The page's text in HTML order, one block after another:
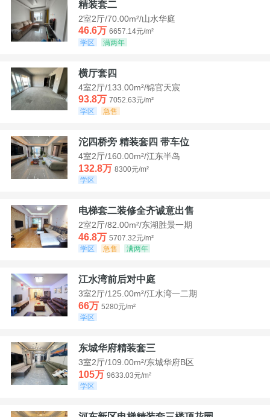
精装套二
2室2厅/70.00m²/山水华庭
46.6万 6657.14元/m²
学区
满两年
横厅套四
4室2厅/133.00m²/锦官天宸
93.8万 7052.63元/m²
学区
急售
沱四桥旁 精装套四 带车位
4室2厅/160.00m²/江东半岛
132.8万 8300元/m²
学区
电梯套二装修全齐诚意出售
2室2厅/82.00m²/东湖胜景一期
46.8万 5707.32元/m²
学区
急售 满两年
江水湾前后对中庭
3室2厅/125.00m²/江水湾一二期
66万 5280元/m²
学区
东城华府精装套三
3室2厅/109.00m²/东城华府B区
105万 9633.03元/m²
学区